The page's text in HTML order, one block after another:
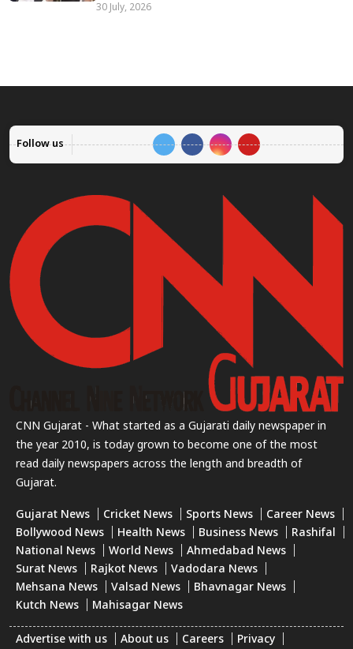
30 July, 2026
Follow us
CNN Gujarat - What started as a Gujarati daily newspaper in
the year 2010, is today grown to become one of the most
read daily newspapers across the length and breadth of
Gujarat.
Gujarat News Cricket News Sports News
Career News
Bollywood News
Health News Business News
Rashifal
National News
World News
Ahmedabad News
Surat News
Rajkot News
Vadodara News
Mehsana News
Valsad News
Bhavnagar News
Kutch News
Mahisagar News
Advertise with us About us Careers Privacy